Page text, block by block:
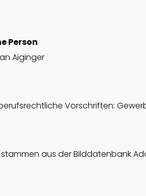
Person
Aiginger
Vorschriften:
aus der Bilddatenbank